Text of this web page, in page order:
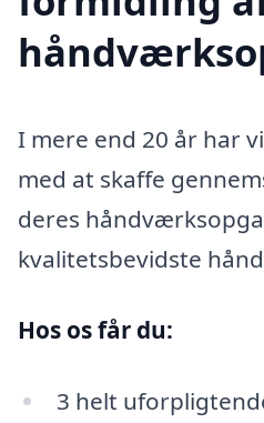
I mere end 20 år har
med at skaffe
deres
kvalitetsbevidste
Hos os får du:
3 helt